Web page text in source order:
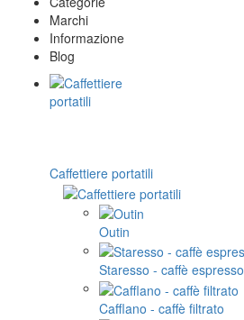
Marchi
Informazione
Blog
Caffettiere portatili
Outin
Staresso - caffè espresso
Cafflano - caffè filtrato